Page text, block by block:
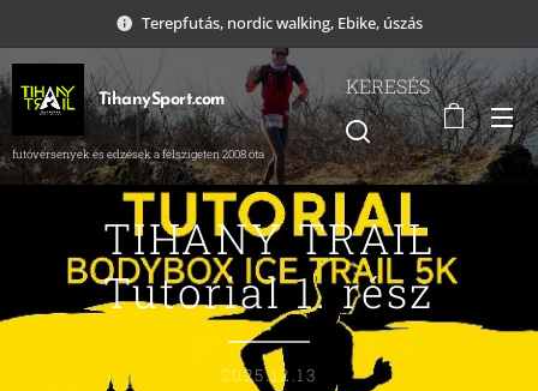
Terepfutás, nordic walking, Ebike, úszás
TihanySport.com
futóversenyek és edzések a félszigeten 2008 óta
KERESÉS
TIHANY TRAIL
Tutorial 1. rész
2025.12.13